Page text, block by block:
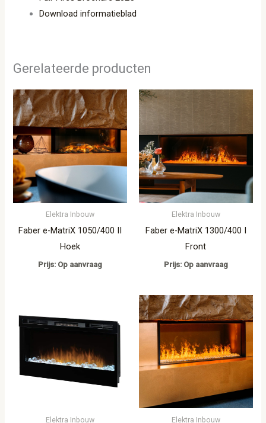
Download informatieblad
Gerelateerde producten
Elektra Inbouw
Faber e-MatriX 1050/400 II
Hoek
Prijs: Op aanvraag
Elektra Inbouw
Faber e-MatriX 1300/400 I
Front
Prijs: Op aanvraag
Elektra Inbouw Elektra Inbouw